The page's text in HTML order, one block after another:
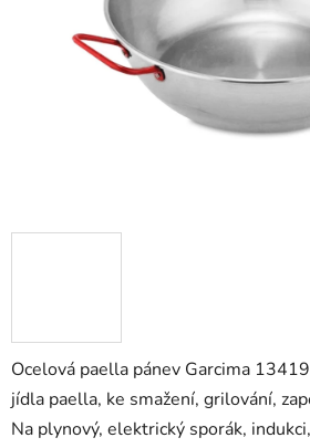
Ocelová paella pánev Garcima
jídla paella, ke smažení, grilování,
Na plynový, elektrický sporák,